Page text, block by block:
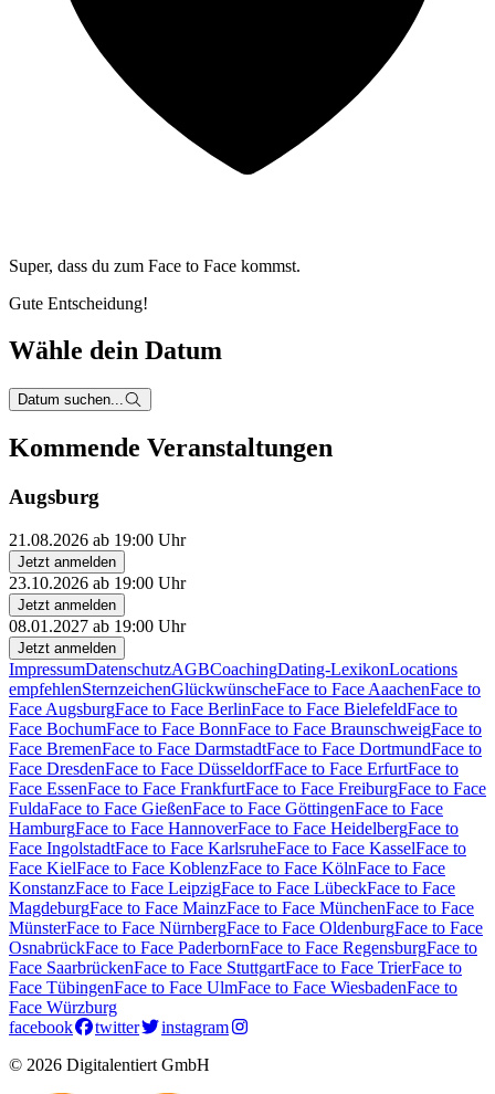
Super, dass du zum Face to Face kommst.
Gute Entscheidung!
Wähle dein Datum
Datum suchen...
Kommende Veranstaltungen
Augsburg
21.08.2026 ab 19:00 Uhr
Jetzt anmelden
23.10.2026 ab 19:00 Uhr
Jetzt anmelden
08.01.2027 ab 19:00 Uhr
Jetzt anmelden
ImpressumDatenschutzAGBCoachingDating-LexikonLocations
empfehlenSternzeichenGlückwünscheFace to Face AaachenFace to
Face AugsburgFace to Face BerlinFace to Face BielefeldFace to
Face BochumFace to Face BonnFace to Face BraunschweigFace to
Face BremenFace to Face DarmstadtFace to Face DortmundFace to
Face DresdenFace to Face DüsseldorfFace to Face ErfurtFace to
Face EssenFace to Face FrankfurtFace to Face FreiburgFace to Face
FuldaFace to Face GießenFace to Face GöttingenFace to Face
HamburgFace to Face HannoverFace to Face HeidelbergFace to
Face IngolstadtFace to Face KarlsruheFace to Face KasselFace to
Face KielFace to Face KoblenzFace to Face KölnFace to Face
KonstanzFace to Face LeipzigFace to Face LübeckFace to Face
MagdeburgFace to Face MainzFace to Face MünchenFace to Face
MünsterFace to Face NürnbergFace to Face OldenburgFace to Face
OsnabrückFace to Face PaderbornFace to Face RegensburgFace to
Face SaarbrückenFace to Face StuttgartFace to Face TrierFace to
Face TübingenFace to Face UlmFace to Face WiesbadenFace to
Face Würzburg
facebook
twitter
instagram
© 2026 Digitalentiert GmbH